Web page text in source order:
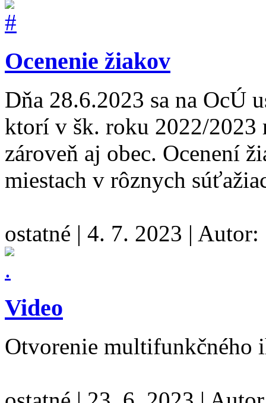
Ocenenie žiakov
Dňa 28.6.2023 sa na OcÚ
ktorí v šk. roku 2022/2023
zároveň aj obec. Ocenení
miestach v rôznych
ostatné | 4. 7. 2023 | Autor:
Video
Otvorenie multifunkčného